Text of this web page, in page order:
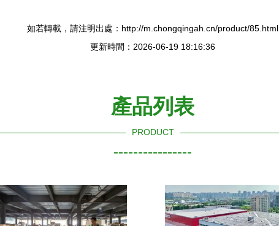
如若轉載，請注明出處：http://m.chongqingah.cn/product/85.html
更新時間：2026-06-19 18:16:36
產品列表
PRODUCT
----------------